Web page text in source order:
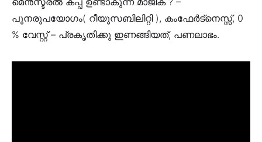
പുനരുപയോഗം( റീയൂസബിലിറ്റി ), കംഫേർട്നെസ്സ്, 0
% വേസ്റ്റ് – പ്രകൃതിക്കു ഇണങ്ങിയത്, പണലാഭം.